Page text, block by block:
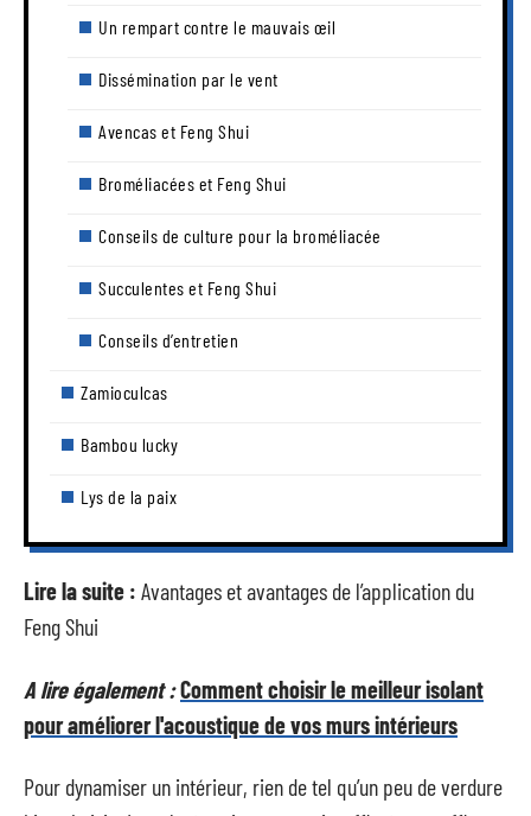
Un rempart contre le mauvais œil
Dissémination par le vent
Avencas et Feng Shui
Broméliacées et Feng Shui
Conseils de culture pour la broméliacée
Succulentes et Feng Shui
Conseils d’entretien
Zamioculcas
Bambou lucky
Lys de la paix
Lire la suite : Avantages et avantages de l’application du
Feng Shui
A lire également :Comment choisir le meilleur isolant
pour améliorer l'acoustique de vos murs intérieurs
Pour dynamiser un intérieur, rien de tel qu’un peu de verdure